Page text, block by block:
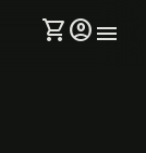
shopping_cartaccount_circlemenu